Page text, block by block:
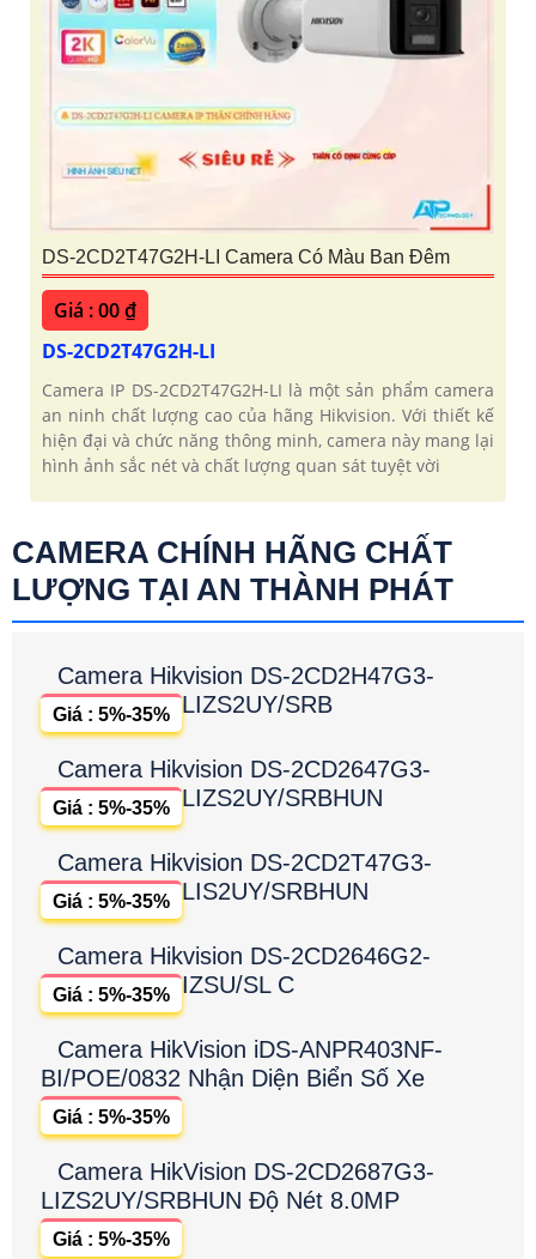
DS-2CD2T47G2H-LI Camera Có Màu Ban Đêm
Giá : 00 ₫
DS-2CD2T47G2H-LI
Camera IP DS-2CD2T47G2H-LI là một sản phẩm camera
an ninh chất lượng cao của hãng Hikvision. Với thiết kế
hiện đại và chức năng thông minh, camera này mang lại
hình ảnh sắc nét và chất lượng quan sát tuyệt vời
CAMERA CHÍNH HÃNG CHẤT
LƯỢNG TẠI AN THÀNH PHÁT
Camera Hikvision DS-2CD2H47G3-
LIZS2UY/SRB
Giá : 5%-35%
Camera Hikvision DS-2CD2647G3-
LIZS2UY/SRBHUN
Giá : 5%-35%
Camera Hikvision DS-2CD2T47G3-
LIS2UY/SRBHUN
Giá : 5%-35%
Camera Hikvision DS-2CD2646G2-
IZSU/SL C
Giá : 5%-35%
Camera HikVision iDS-ANPR403NF-
BI/POE/0832 Nhận Diện Biển Số Xe
Giá : 5%-35%
Camera HikVision DS-2CD2687G3-
LIZS2UY/SRBHUN Độ Nét 8.0MP
Giá : 5%-35%